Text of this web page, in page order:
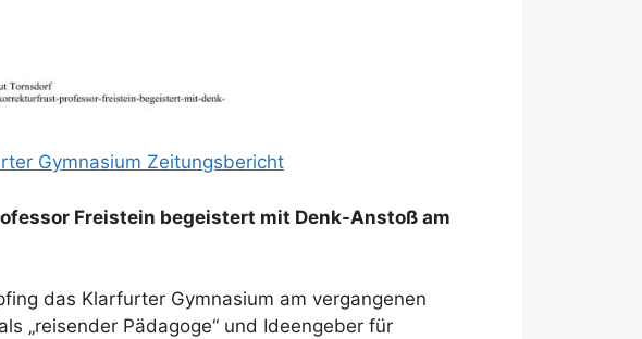
Gymnasium Zeitungsbericht
Freistein begeistert mit Denk-Anstoß am
das Klarfurter Gymnasium am vergangenen
„reisender Pädagoge“ und Ideengeber für